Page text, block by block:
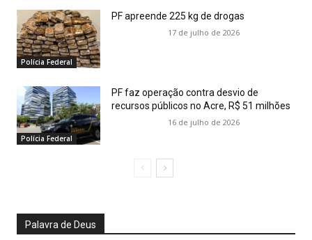
Polícia Federal
PF apreende 225 kg de drogas
17 de julho de 2026
Polícia Federal
PF faz operação contra desvio de
recursos públicos no Acre, R$ 51 milhões
16 de julho de 2026
Palavra de Deus